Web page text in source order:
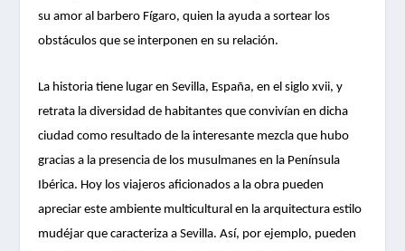
su amor al barbero Fígaro, quien la ayuda a sortear los
obstáculos que se interponen en su relación.
La historia tiene lugar en Sevilla, España, en el siglo xvii, y
retrata la diversidad de habitantes que convivían en dicha
ciudad como resultado de la interesante mezcla que hubo
gracias a la presencia de los musulmanes en la Península
Ibérica. Hoy los viajeros aficionados a la obra pueden
apreciar este ambiente multicultural en la arquitectura estilo
mudéjar que caracteriza a Sevilla. Así, por ejemplo, pueden